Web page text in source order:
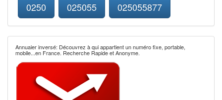
0250 025055 025055877
Annuaier inversé: Découvrez à qui appartient un numéro fixe, portable,
mobile...en France. Recherche Rapide et Anonyme.